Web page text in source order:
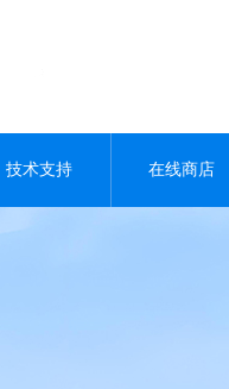
技术支持 在线商店